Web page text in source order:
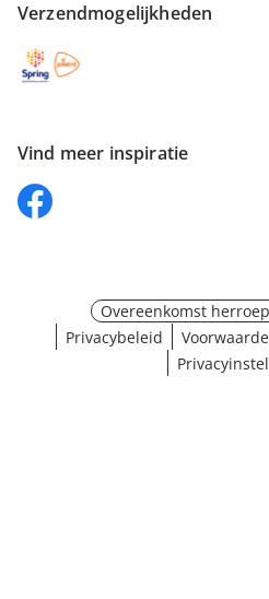
Verzendmogelijkheden
Vind meer inspiratie
Overeenkomst
Privacybeleid